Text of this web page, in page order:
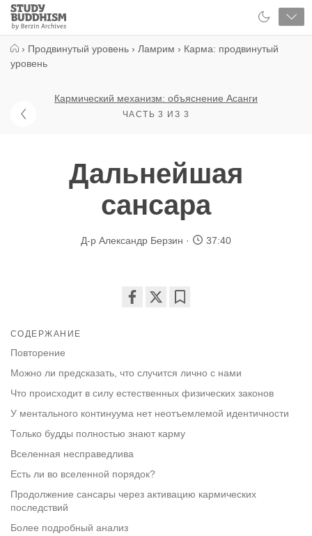
Close
Study
Buddhism
› Продвинутый уровень › Ламрим › Карма: продвинутый
уровень
Кармический механизм: объяснение Асанги
ЧАСТЬ 3 ИЗ 3
Дальнейшая
сансара
Д-р Александр Берзин 37:40
СОДЕРЖАНИЕ
Повторение
Можно ли предсказать, что случится лично с нами
Что происходит в силу естественных физических законов
У ментального континуума нет неотъемлемой идентичности
Только будды полностью знают карму
Вселенная несправедлива
Есть ли во вселенной порядок?
Продолжение сансары через активацию кармических
последствий
Более подробный анализ